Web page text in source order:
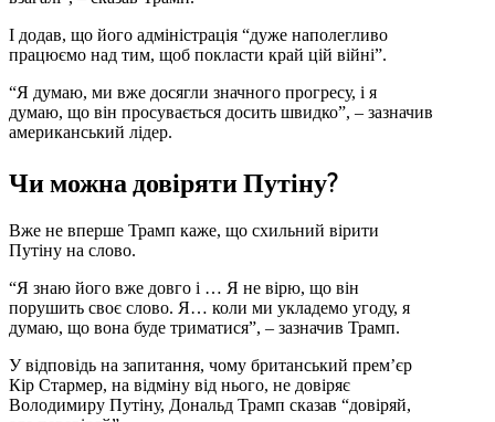
І додав, що його адміністрація “дуже наполегливо
працюємо над тим, щоб покласти край цій війні”.
“Я думаю, ми вже досягли значного прогресу, і я
думаю, що він просувається досить швидко”, – зазначив
американський лідер.
Чи можна довіряти Путіну?
Вже не вперше Трамп каже, що схильний вірити
Путіну на слово.
“Я знаю його вже довго і … Я не вірю, що він
порушить своє слово. Я… коли ми укладемо угоду, я
думаю, що вона буде триматися”, – зазначив Трамп.
У відповідь на запитання, чому британський прем’єр
Кір Стармер, на відміну від нього, не довіряє
Володимиру Путіну, Дональд Трамп сказав “довіряй,